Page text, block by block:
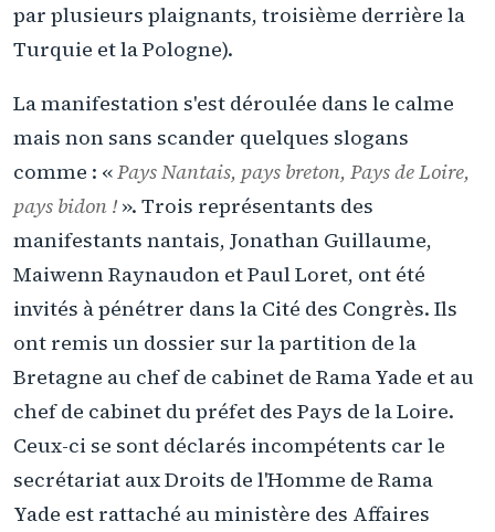
par plusieurs plaignants, troisième derrière la
Turquie et la Pologne).
La manifestation s'est déroulée dans le calme
mais non sans scander quelques slogans
comme : «Pays Nantais, pays breton, Pays de Loire,
pays bidon ! ». Trois représentants des
manifestants nantais, Jonathan Guillaume,
Maiwenn Raynaudon et Paul Loret, ont été
invités à pénétrer dans la Cité des Congrès. Ils
ont remis un dossier sur la partition de la
Bretagne au chef de cabinet de Rama Yade et au
chef de cabinet du préfet des Pays de la Loire.
Ceux-ci se sont déclarés incompétents car le
secrétariat aux Droits de l'Homme de Rama
Yade est rattaché au ministère des Affaires